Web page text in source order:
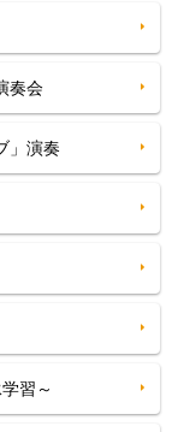
奏会
」演奏
習～